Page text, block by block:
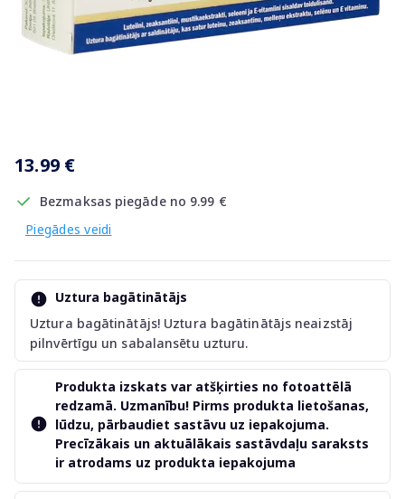
13.99 €
Bezmaksas piegāde no 9.99 €
Piegādes veidi
Uztura bagātinātājs
Uztura bagātinātājs! Uztura bagātinātājs neaizstāj
pilnvērtīgu un sabalansētu uzturu.
Produkta izskats var atšķirties no fotoattēlā
redzamā. Uzmanību! Pirms produkta lietošanas,
lūdzu, pārbaudiet sastāvu uz iepakojuma.
Precīzākais un aktuālākais sastāvdaļu saraksts
ir atrodams uz produkta iepakojuma